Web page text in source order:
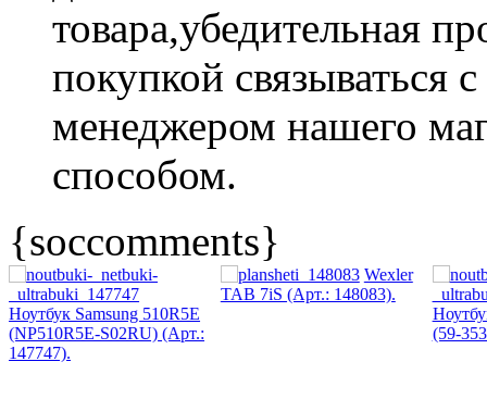
товара,убедительная
покупкой связываться
менеджером нашего
способом.
{soccomments}
Ноутбук Samsung 510R5E
(NP510R5E-S02RU) (Арт.:
147747).
Wexler
TAB 7iS (Арт.: 148083).
(59-